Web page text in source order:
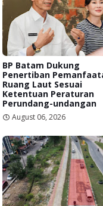
BP Batam Dukung
Penertiban
Ruang Laut Sesuai
Ketentuan Peraturan
Perundang-undangan
August 06, 2026